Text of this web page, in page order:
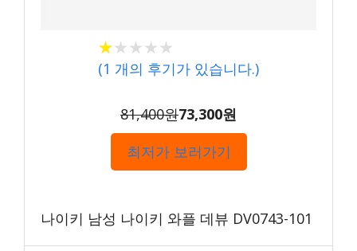
★★★★★
★★★★★
(1 개의 후기가 있습니다.)
81,400원73,300원
최저가 보러가기
나이키 남성 나이키 와플 데뷰 DV0743-101